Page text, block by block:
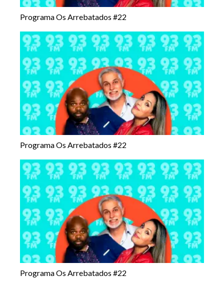
Programa Os Arrebatados #22
Programa Os Arrebatados #22
Programa Os Arrebatados #22